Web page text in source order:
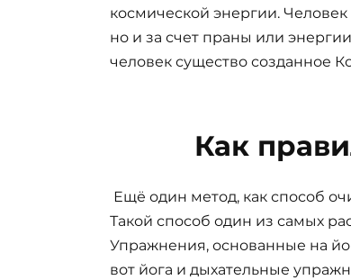
космической энергии.
но и за счет праны или
человек существо созданное
Как
Ещё один метод, как способ
Такой способ один из самых
Упражнения, основанные на
вот йога и дыхательные